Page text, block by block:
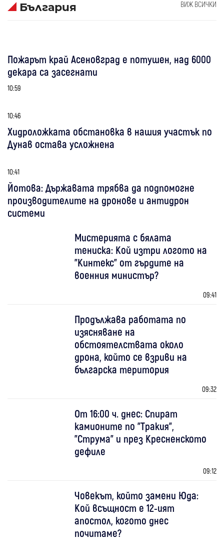
България ВИЖ ВСИЧКИ
Пожарът край Асеновград е потушен, над 6000
декара са засегнати
10:59
10:46
Хидроложката обстановка в нашия участък по
Дунав остава усложнена
10:41
Йотова: Държавата трябва да подпомогне
производителите на дронове и антидрон
системи
Мистерията с бялата
тениска: Кой изтри логото на
"Кинтекс" от гърдите на
военния министър?
09:41
Продължава работата по
изясняване на
обстоятелствата около
дрона, който се взриви на
българска територия
09:32
От 16:00 ч. днес: Спират
камионите по "Тракия",
"Струма" и през Кресненското
дефиле
09:12
Човекът, който замени Юда:
Кой всъщност е 12-ият
апостол, когото днес
почитаме?